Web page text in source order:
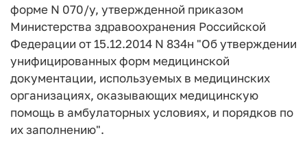
форме N 070/у, утвержденной приказом
Министерства здравоохранения Российской
Федерации от 15.12.2014 N 834н "Об утверждении
унифицированных форм медицинской
документации, используемых в медицинских
организациях, оказывающих медицинскую
помощь в амбулаторных условиях, и порядков по
их заполнению".